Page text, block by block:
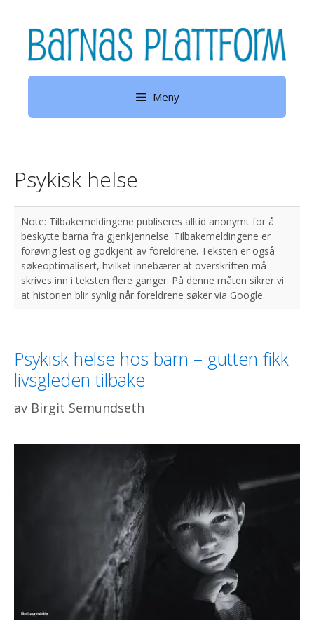
innhold
Meny
Psykisk helse
Psykisk helse hos barn – gutten fikk
livsgleden tilbake
av Birgit Semundseth